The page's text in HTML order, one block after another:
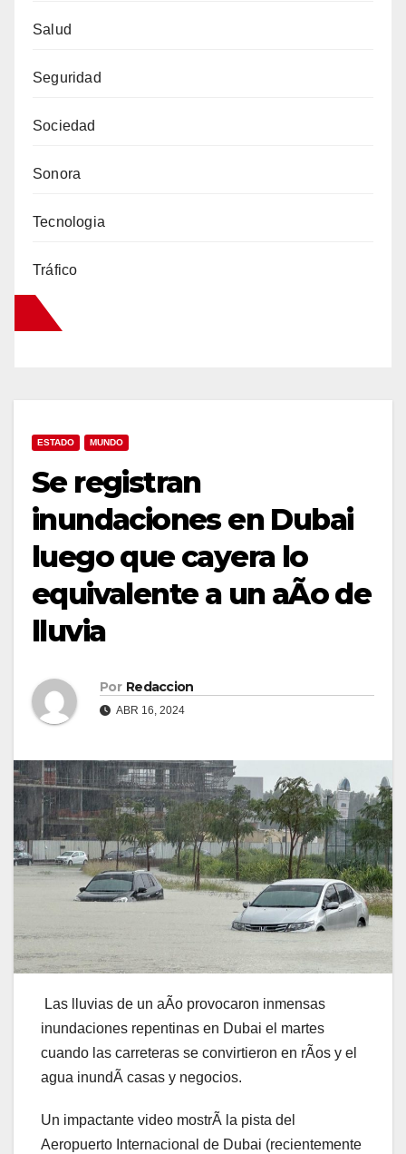
Salud
Seguridad
Sociedad
Sonora
Tecnologia
Tráfico
ESTADO MUNDO
Se registran
inundaciones en Dubai
luego que cayera lo
equivalente a un aÃo de
lluvia
Por Redaccion
ABR 16, 2024
Las lluvias de un aÃo provocaron inmensas
inundaciones repentinas en Dubai el martes
cuando las carreteras se convirtieron en rÃos y el
agua inundÃ casas y negocios.
Un impactante video mostrÃ la pista del
Aeropuerto Internacional de Dubai (recientemente